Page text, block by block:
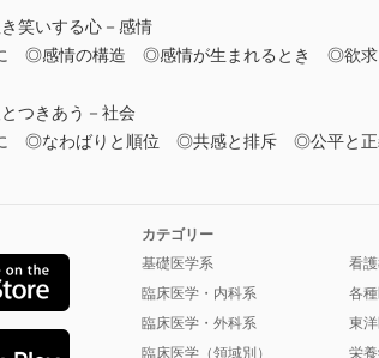
笑いする心－感情
◎感情の構造 ◎感情が生まれるとき ◎欲求
つきあう－社会
◎なわばりと順位 ◎共感と排斥 ◎公平と正
カテゴリー
基礎医学系
臨床医学・内科系
臨床医学・外科系
臨床医学（領域別）
看
各
東
栄